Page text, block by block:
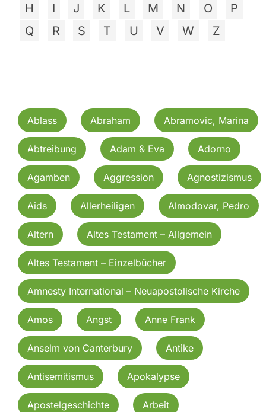
H
I J K L M N O
P
Q
R S T U V W Z
Ablass Abraham Abramovic, Marina
Abtreibung Adam & Eva Adorno
Agamben Aggression Agnostizismus
Aids Allerheiligen Almodovar, Pedro
Altern Altes Testament – Allgemein
Altes Testament – Einzelbücher
Amnesty International – Neuapostolische Kirche
Amos Angst Anne Frank
Anselm von Canterbury Antike
Antisemitismus Apokalypse
Apostelgeschichte Arbeit